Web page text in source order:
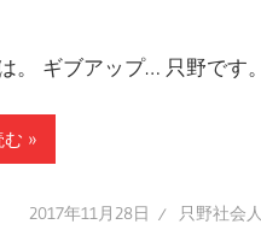
。 ギブアップ… 只野です。
む
2017年11月28日 只野社会人